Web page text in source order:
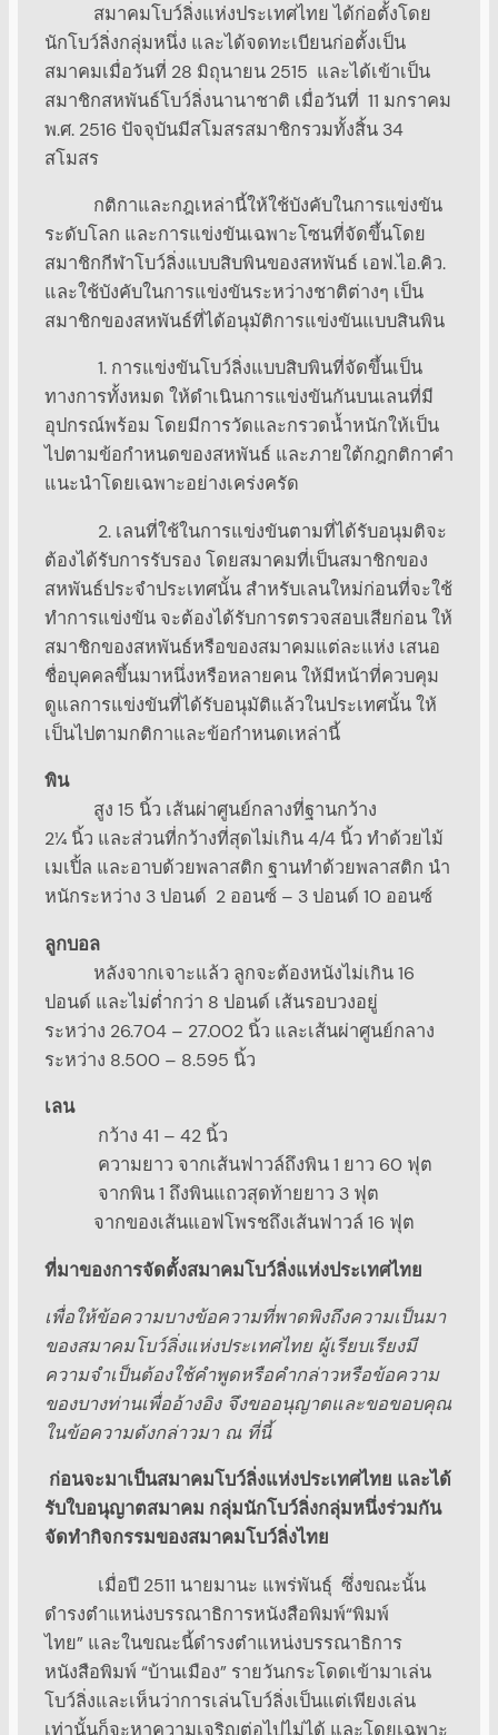
สมาคมโบว์ลิ่งแห่งประเทศไทย ได้ก่อตั้งโดย
นักโบว์ลิ่งกลุ่มหนึ่ง และได้จดทะเบียนก่อตั้งเป็น
สมาคมเมื่อวันที่ 28 มิถุนายน 2515 และได้เข้าเป็น
สมาชิกสหพันธ์โบว์ลิ่งนานาชาติ เมื่อวันที่ 11 มกราคม
พ.ศ. 2516 ปัจจุบันมีสโมสรสมาชิกรวมทั้งสิ้น 34
สโมสร
กติกาและกฎเหล่านี้ให้ใช้บังคับในการแข่งขัน
ระดับโลก และการแข่งขันเฉพาะโซนที่จัดขึ้นโดย
สมาชิกกีฬาโบว์ลิ่งแบบสิบพินของสหพันธ์ เอฟ.ไอ.คิว.
และใช้บังคับในการแข่งขันระหว่างชาติต่างๆ เป็น
สมาชิกของสหพันธ์ที่ได้อนุมัติการแข่งขันแบบสินพิน
1. การแข่งขันโบว์ลิ่งแบบสิบพินที่จัดขึ้นเป็น
ทางการทั้งหมด ให้ดำเนินการแข่งขันกันบนเลนที่มี
อุปกรณ์พร้อม โดยมีการวัดและกรวดน้ำหนักให้เป็น
ไปตามข้อกำหนดของสหพันธ์ และภายใต้กฎกติกาคำ
แนะนำโดยเฉพาะอย่างเคร่งครัด
2. เลนที่ใช้ในการแข่งขันตามที่ได้รับอนุมติจะ
ต้องได้รับการรับรอง โดยสมาคมที่เป็นสมาชิกของ
สหพันธ์ประจำประเทศนั้น สำหรับเลนใหม่ก่อนที่จะใช้
ทำการแข่งขัน จะต้องได้รับการตรวจสอบเสียก่อน ให้
สมาชิกของสหพันธ์หรือของสมาคมแต่ละแห่ง เสนอ
ชื่อบุคคลขึ้นมาหนึ่งหรือหลายคน ให้มีหน้าที่ควบคุม
ดูแลการแข่งขันที่ได้รับอนุมัติแล้วในประเทศนั้น ให้
เป็นไปตามกติกาและข้อกำหนดเหล่านี้
พิน
สูง 15 นิ้ว เส้นผ่าศูนย์กลางที่ฐานกว้าง
2¼ นิ้ว และส่วนที่กว้างที่สุดไม่เกิน 4/4 นิ้ว ทำด้วยไม้
เมเปิ้ล และอาบด้วยพลาสติก ฐานทำด้วยพลาสติก นำ
หนักระหว่าง 3 ปอนด์ 2 ออนซ์ – 3 ปอนด์ 10 ออนซ์
ลูกบอล
หลังจากเจาะแล้ว ลูกจะต้องหนังไม่เกิน 16
ปอนด์ และไม่ต่ำกว่า 8 ปอนด์ เส้นรอบวงอยู่
ระหว่าง 26.704 – 27.002 นิ้ว และเส้นผ่าศูนย์กลาง
ระหว่าง 8.500 – 8.595 นิ้ว
เลน
กว้าง 41 – 42 นิ้ว
ความยาว จากเส้นฟาวล์ถึงพิน 1 ยาว 60 ฟุต
จากพิน 1 ถึงพินแถวสุดท้ายยาว 3 ฟุต
จากของเส้นแอฟโพรชถึงเส้นฟาวล์ 16 ฟุต
ที่มาของการจัดตั้งสมาคมโบว์ลิ่งแห่งประเทศไทย
เพื่อให้ข้อความบางข้อความที่พาดพิงถึงความเป็นมา
ของสมาคมโบว์ลิ่งแห่งประเทศไทย ผู้เรียบเรียงมี
ความจำเป็นต้องใช้คำพูดหรือคำกล่าวหรือข้อความ
ของบางท่านเพื่ออ้างอิง จึงขออนุญาตและขอขอบคุณ
ในข้อความดังกล่าวมาณ ที่นี้
ก่อนจะมาเป็นสมาคมโบว์ลิ่งแห่งประเทศไทย และได้
รับใบอนุญาตสมาคม กลุ่มนักโบว์ลิ่งกลุ่มหนึ่งร่วมกัน
จัดทำกิจกรรมของสมาคมโบว์ลิ่งไทย
เมื่อปี 2511 นายมานะ แพร่พันธุ์ ซึ่งขณะนั้น
ดำรงตำแหน่งบรรณาธิการหนังสือพิมพ์“พิมพ์
ไทย” และในขณะนี้ดำรงตำแหน่งบรรณาธิการ
หนังสือพิมพ์ “บ้านเมือง” รายวันกระโดดเข้ามาเล่น
โบว์ลิ่งและเห็นว่าการเล่นโบว์ลิ่งเป็นแต่เพียงเล่น
เท่านั้นก็จะหาความเจริญต่อไปไม่ได้ และโดยเฉพาะ